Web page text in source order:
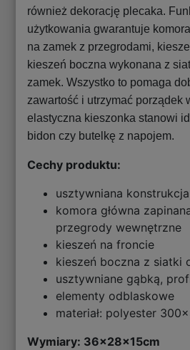
również dekorację plecaka.
użytkowania gwarantuje
na zamek z przegrodami,
kieszeń boczna wykonana z
zamek. Wszystko to pomaga
zawartość i utrzymać porządek
elastyczna kieszonka stanowi
bidon czy butelkę z napojem.
Cechy produktu:
usztywniana konstrukcja
komora główna
przegrody wewnętrzne
kieszeń na froncie
kieszeń boczna z siatki
usztywniane gąbką,
elementy odblaskowe
materiał: polyester
Wymiary: 36x28x15cm